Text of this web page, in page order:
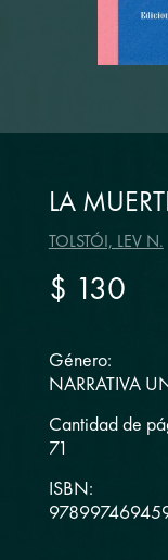
LA
TOLSTÓI, LEV N.
$ 130
Género:
NARRATIVA
Cantidad de
71
ISBN: